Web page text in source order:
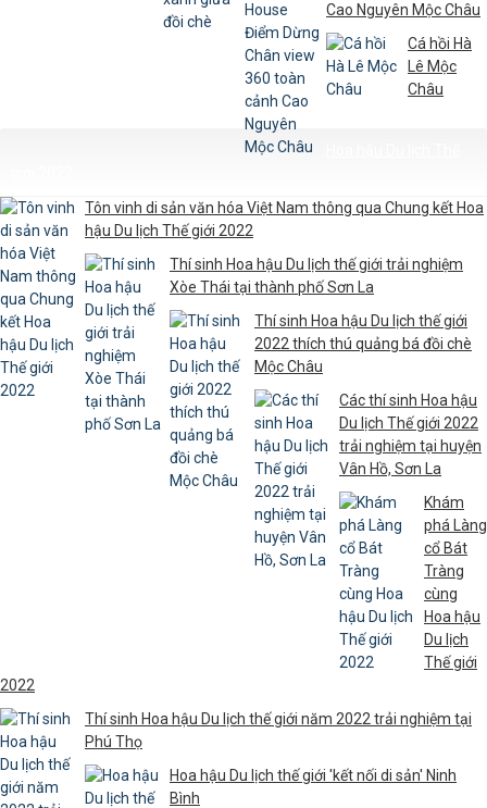
Cao Nguyên Mộc Châu
Cá hồi Hà
Lê Mộc
Châu
Tôn vinh di sản văn hóa Việt Nam thông qua Chung kết Hoa
hậu Du lịch Thế giới 2022
Thí sinh Hoa hậu Du lịch thế giới trải nghiệm
Xòe Thái tại thành phố Sơn La
Thí sinh Hoa hậu Du lịch thế giới
2022 thích thú quảng bá đồi chè
Mộc Châu
Các thí sinh Hoa hậu
Du lịch Thế giới 2022
trải nghiệm tại huyện
Vân Hồ, Sơn La
Khám
phá Làng
cổ Bát
Tràng
cùng
Hoa hậu
Du lịch
Thế giới
2022
Thí sinh Hoa hậu Du lịch thế giới năm 2022 trải nghiệm tại
Phú Thọ
Hoa hậu Du lịch thế giới 'kết nối di sản' Ninh
Bình